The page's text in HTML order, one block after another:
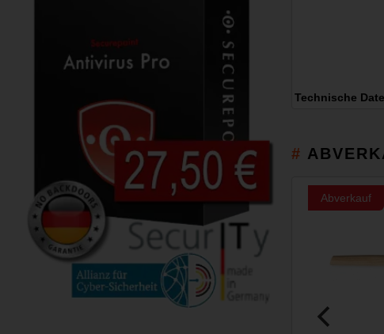
Technische
Abverkauf